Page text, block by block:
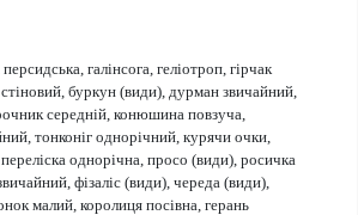
галінсога, геліотроп, гірчак
буркун (види), дурман звичайний,
середній, конюшина повзуча,
тонконіг однорічний, курячи очки,
однорічна, просо (види), росичка
фізаліс (види), череда (види),
малий, королиця посівна, герань